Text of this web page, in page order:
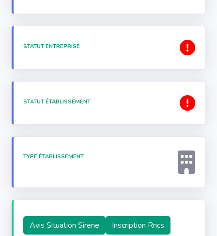
STATUT ENTREPRISE
STATUT ÉTABLISSEMENT
TYPE ÉTABLISSEMENT
Avis Situation Sirene Inscription Rncs